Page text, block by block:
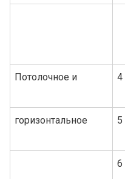
Потолочное и 4
горизонтальное 5
6